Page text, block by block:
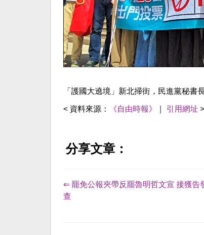
「護國大遶境」新北掃街，民進黨秘書
< 資料來源： 《自由時報》 引用網址 >
分享文章：
⇐ 罷免公報夾帶反罷魯明哲文宣 接獲告
查